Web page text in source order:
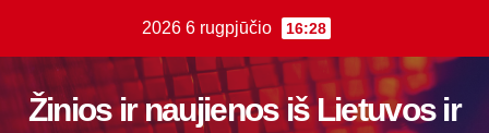
content
2026 6 rugpjūčio 16:28
Žinios ir naujienos iš Lietuvos ir